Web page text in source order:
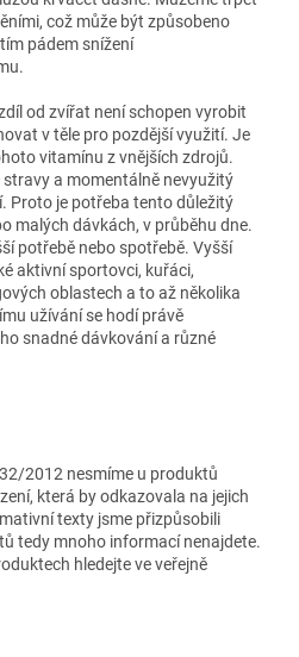
což může být způsobeno
pádem snížení
od zvířat není schopen vyrobit
v těle pro pozdější využití. Je
vitamínu z vnějších zdrojů.
a momentálně nevyužitý
Proto je potřeba tento důležitý
malých dávkách, v průběhu dne.
potřebě nebo spotřebě. Vyšší
aktivní sportovci, kuřáci,
oblastech a to až několika
užívání se hodí právě
snadné dávkování a různé
2012 nesmíme u produktů
která by odkazovala na jejich
texty jsme přizpůsobili
tedy mnoho informací nenajdete.
hledejte ve veřejně